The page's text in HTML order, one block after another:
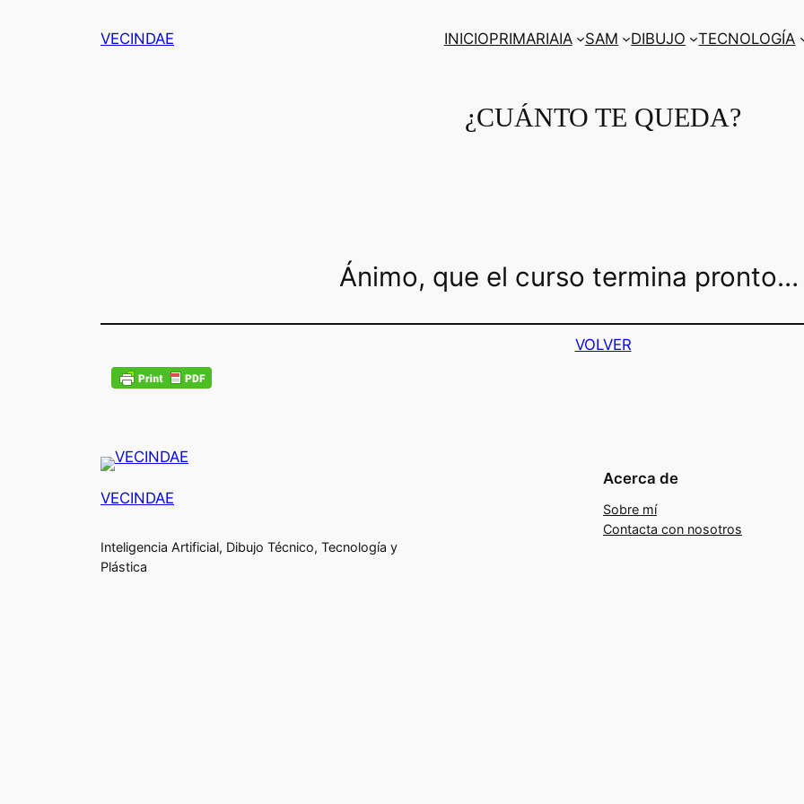
VECINDAE INICIOPRIMARIAIA SAM DIBUJO TECNOLOGÍA
¿CUÁNTO TE QUEDA?
Ánimo, que el curso termina pronto…
VOLVER
VECINDAE
Inteligencia Artificial, Dibujo Técnico, Tecnología y
Plástica
Acerca de
Sobre mí
Contacta con nosotros